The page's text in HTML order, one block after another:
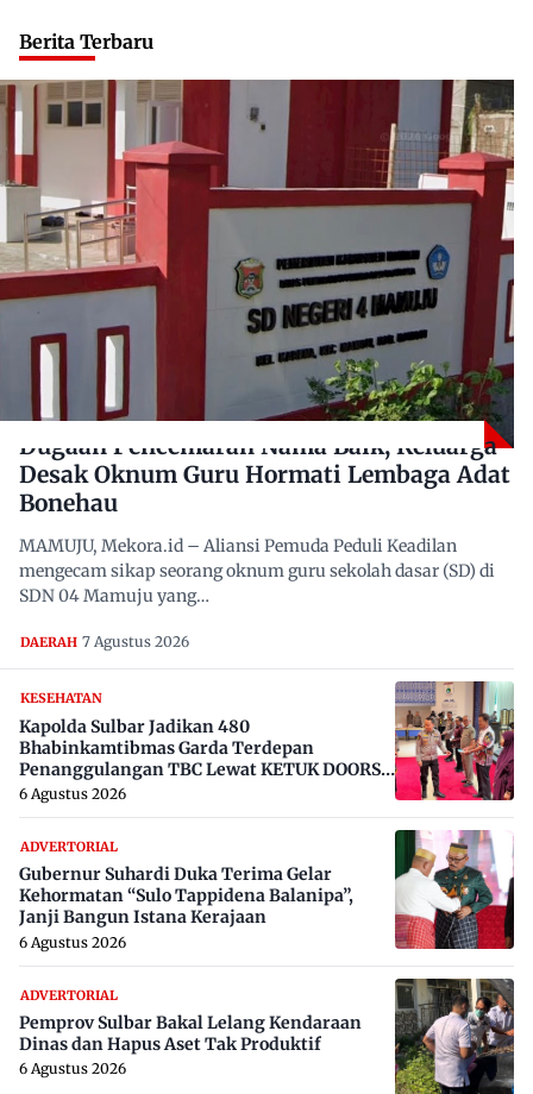
Berita Terbaru
Dugaan Pencemaran Nama Baik, Keluarga
Desak Oknum Guru Hormati Lembaga Adat
Bonehau
MAMUJU, Mekora.id – Aliansi Pemuda Peduli Keadilan
mengecam sikap seorang oknum guru sekolah dasar (SD) di
SDN 04 Mamuju yang…
DAERAH 7 Agustus 2026
KESEHATAN
Kapolda Sulbar Jadikan 480
Bhabinkamtibmas Garda Terdepan
Penanggulangan TBC Lewat KETUK DOORS
di 650 Desa
6 Agustus 2026
ADVERTORIAL
Gubernur Suhardi Duka Terima Gelar
Kehormatan “Sulo Tappidena Balanipa”,
Janji Bangun Istana Kerajaan
6 Agustus 2026
ADVERTORIAL
Pemprov Sulbar Bakal Lelang Kendaraan
Dinas dan Hapus Aset Tak Produktif
6 Agustus 2026